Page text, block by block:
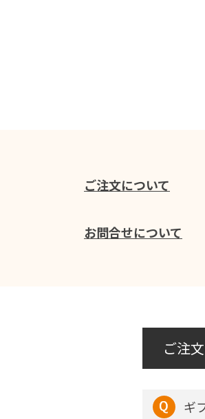
ご注文について
お問合せについて
ご注
ギ